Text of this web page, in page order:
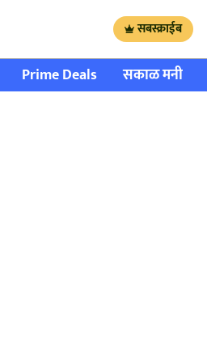
सबस्क्राईब
Prime Deals सकाळ मनी